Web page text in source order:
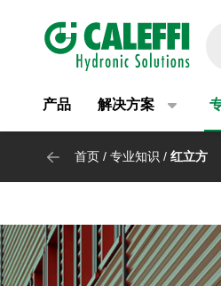
Main
产品 解决方案
首页 / 专业知识 / 红立方